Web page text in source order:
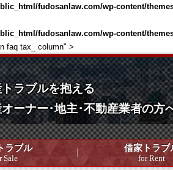
fudosanlaw.com/wp-content/
fudosanlaw.com/wp-content/
faq tax_ column" >
ラブルを抱える
ーナー･地主･不動産業者の方
ラブル
Sale
借家トラブ
for Rent